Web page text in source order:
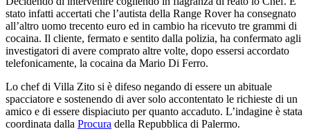
stato infatti accertati che l’autista della Range Rover ha consegnato
all’altro uomo trecento euro ed in cambio ha ricevuto tre grammi di
cocaina. Il cliente, fermato e sentito dalla polizia, ha confermato agli
investigatori di avere comprato altre volte, dopo essersi accordato
telefonicamente, la cocaina da Mario Di Ferro.
Lo chef di Villa Zito si è difeso negando di essere un abituale
spacciatore e sostenendo di aver solo accontentato le richieste di un
amico e di essere dispiaciuto per quanto accaduto. L’indagine è stata
coordinata dalla Procura della Repubblica di Palermo.